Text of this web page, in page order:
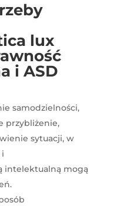
lux
i ASD
samodzielności,
przybliżenie,
sytuacji, w
intelektualną mogą